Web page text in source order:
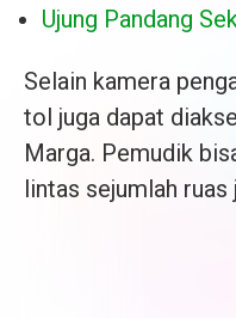
Ujung Pandang
Selain kamera
tol juga dapat
Marga. Pemudik
lintas sejumlah ruas